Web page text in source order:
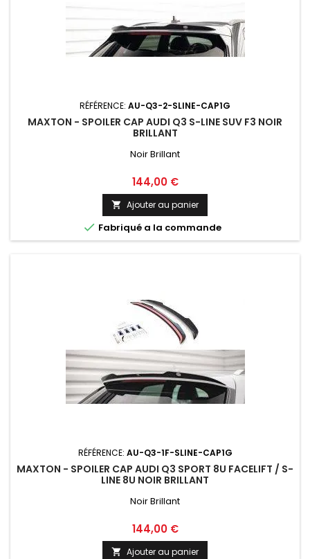
RÉFÉRENCE: AU-Q3-2-SLINE-CAP1G
MAXTON - SPOILER CAP AUDI Q3 S-LINE SUV F3 NOIR
BRILLANT
Noir Brillant
Prix
144,00 €
 Ajouter au panier
 Fabriqué a la commande
RÉFÉRENCE: AU-Q3-1F-SLINE-CAP1G
MAXTON - SPOILER CAP AUDI Q3 SPORT 8U FACELIFT / S-
LINE 8U NOIR BRILLANT
Noir Brillant
Prix
144,00 €
 Ajouter au panier